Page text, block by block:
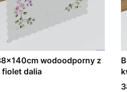
fiolet dalia